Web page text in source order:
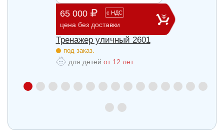
65 000 с НДС
цена без доставки
Тренажер уличный 2601
под заказ.
для детей от 12 лет